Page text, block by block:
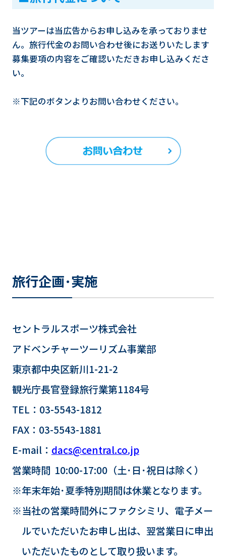
当ツアーは当広告からお申し込みを承っておりませ
ん。旅行代金のお問い合わせ後にお送りいたします
募集要項の内容をご確認いただきお申し込みくださ
い。
※下記のボタンよりお問い合わせください。
旅行企画･実施
セントラルスポーツ株式会社
アドベンチャーツーリズム事業部
東京都中央区新川1-21-2
観光庁長官登録旅行業第1184号
TEL：03-5543-1812
FAX：03-5543-1881
E-mail： dacs@central.co.jp
営業時間 10:00-17:00（土･日･祝日は除く）
※年末年始･夏季特別期間は休業となります。
※当社の営業時間外にファクシミリ、電子メー
ルでいただいたお申し出は、翌営業日に申出
いただいたものとして取り扱います。